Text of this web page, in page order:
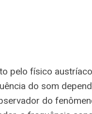
pelo físico
do som
do